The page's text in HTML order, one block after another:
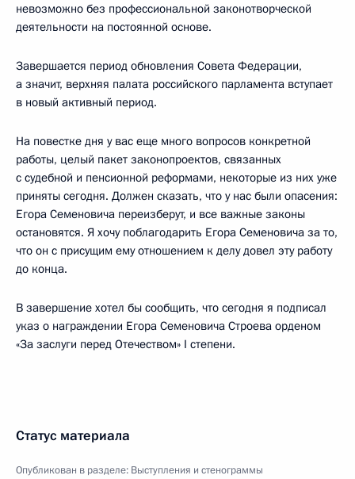
невозможно без профессиональной законотворческой
деятельности на постоянной основе.
Завершается период обновления Совета Федерации,
а значит, верхняя палата российского парламента вступает
в новый активный период.
На повестке дня у вас еще много вопросов конкретной
работы, целый пакет законопроектов, связанных
с судебной и пенсионной реформами, некоторые из них уже
приняты сегодня. Должен сказать, что у нас были опасения:
Егора Семеновича переизберут, и все важные законы
остановятся. Я хочу поблагодарить Егора Семеновича за то,
что он с присущим ему отношением к делу довел эту работу
до конца.
В завершение хотел бы сообщить, что сегодня я подписал
указ о награждении Егора Семеновича Строева орденом
«За заслуги перед Отечеством» I степени.
Статус материала
Опубликован в разделе: Выступления и стенограммы